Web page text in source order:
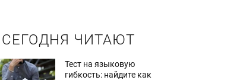
СЕГОДНЯ ЧИТАЮТ
Тест на языковую
гибкость: найдите как